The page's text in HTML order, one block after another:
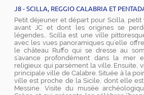
J8 - SCILLA, REGGIO CALABRIA ET
Petit déjeuner et départ pour Scilla,
avant JC et dont les origines se
légendes… Scilla est une ville
avec les vues panoramiques qu’elle
le château Ruffo qui se dresse au
s’avance profondément dans la mer
religieux qui parsèment la ville. Ensuite,
principale ville de Calabre. Située à la
ville est proche de la Sicile, dont elle
Messine. Visite du musée